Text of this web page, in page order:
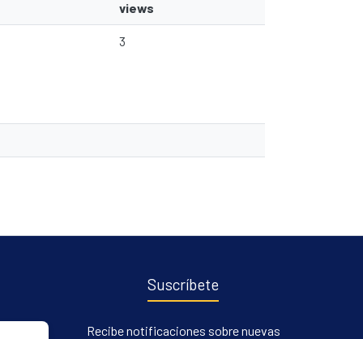
views
3
Suscríbete
Recibe notificaciones sobre nuevas